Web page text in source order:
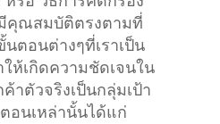
คุณสมบัติตรงตามที่
นตอนต่างๆที่เราเป็น
ห้เกิดความชัดเจนใน
าตัวจริงเป็นกลุ่มเป้า
อนเหล่านั้นได้แก่